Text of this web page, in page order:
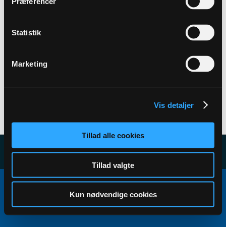
Statistik
Marketing
Vis detaljer
Tillad alle cookies
Tillad valgte
Kun nødvendige cookies
Copyright ©2000 - 2026, Jelsoft Enterprises Ltd.
All times are GMT+1. This page was generated at 17:11.